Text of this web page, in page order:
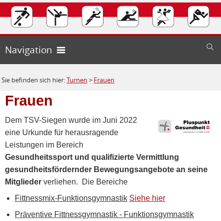
Navigation
Verein
Vorstandsmitglieder
Satzung
Mitglied werden
Kontakt
Kontakt Formular
Impressum
Sponsoring
Unsere Sponsoren
Geschichte
Fußball
Abteilungsvorstand
Mannschaften
Herren
Jugend
Alte Herren
Spielberichte
Schiedsrichter
Förderkreis
aktiv mitmachen
Abteilungsvorstand
Kinder und Jugendliche
Männer und Frauen
Abteilungsvorstand
Mitgliedschaft und Beiträge
Tennisanlage
Tischtennis
kurz erklärt
Sportstätte
Tanzsport
Aktuelles
Leichtathletik
bei unserem TSV
Sie befinden sich hier:Turnen > Frauen
Frauen
Dem TSV-Siegen wurde im Juni 2022
eine Urkunde für herausragende
Leistungen im Bereich
Gesundheitssport und qualifizierte Vermittlung
gesundheitsfördernder Bewegungsangebote an seine
Mitglieder verliehen. Die Bereiche
Fittnessmix-Funktionsgymnastik Siehe hier
Präventive Fittnessgymnastik - Funktionsgymnastik